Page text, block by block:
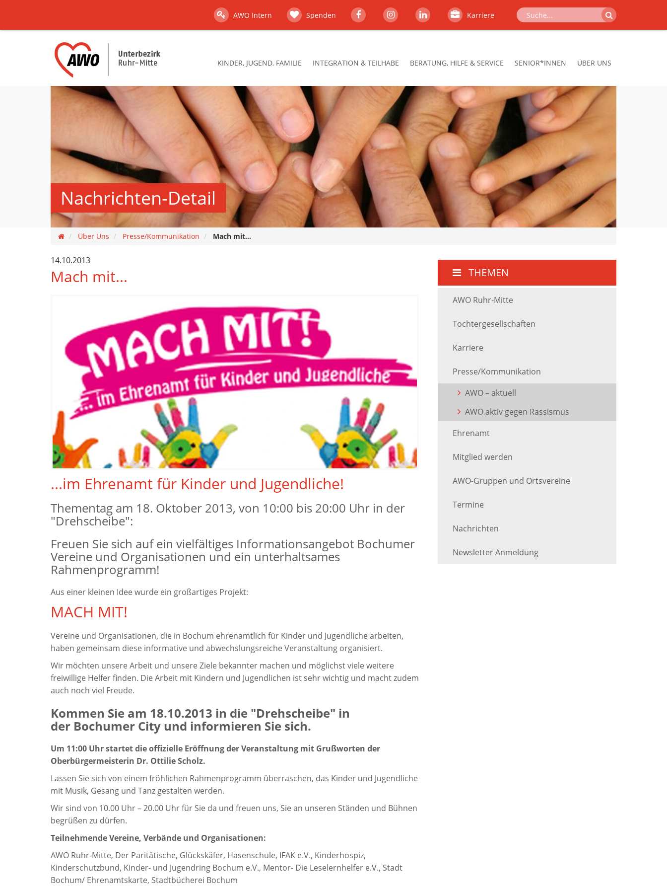
AWO Intern Spenden Karriere
KINDER, JUGEND, FAMILIE INTEGRATION & TEILHABE BERATUNG, HILFE & SERVICE SENIOR*INNEN ÜBER UNS
Nachrichten-Detail
Über Uns Presse/Kommunikation Mach mit...
14.10.2013
Mach mit...
...im Ehrenamt für Kinder und Jugendliche!
Thementag am 18. Oktober 2013, von 10:00 bis 20:00 Uhr in der
"Drehscheibe":
Freuen Sie sich auf ein vielfältiges Informationsangebot Bochumer
Vereine und Organisationen und ein unterhaltsames
Rahmenprogramm!
Aus einer kleinen Idee wurde ein großartiges Projekt:
MACH MIT!
Vereine und Organisationen, die in Bochum ehrenamtlich für Kinder und Jugendliche arbeiten,
haben gemeinsam diese informative und abwechslungsreiche Veranstaltung organisiert.
Wir möchten unsere Arbeit und unsere Ziele bekannter machen und möglichst viele weitere
freiwillige Helfer finden. Die Arbeit mit Kindern und Jugendlichen ist sehr wichtig und macht zudem
auch noch viel Freude.
Kommen Sie am 18.10.2013 in die "Drehscheibe" in
der Bochumer City und informieren Sie sich.
Um 11:00 Uhr startet die offizielle Eröffnung der Veranstaltung mit Grußworten der
Oberbürgermeisterin Dr. Ottilie Scholz.
Lassen Sie sich von einem fröhlichen Rahmenprogramm überraschen, das Kinder und Jugendliche
mit Musik, Gesang und Tanz gestalten werden.
Wir sind von 10.00 Uhr – 20.00 Uhr für Sie da und freuen uns, Sie an unseren Ständen und Bühnen
begrüßen zu dürfen.
Teilnehmende Vereine, Verbände und Organisationen:
AWO Ruhr-Mitte, Der Paritätische, Glückskäfer, Hasenschule, IFAK e.V., Kinderhospiz,
Kinderschutzbund, Kinder- und Jugendring Bochum e.V., Mentor- Die Leselernhelfer e.V., Stadt
Bochum/ Ehrenamtskarte, Stadtbücherei Bochum
THEMEN
AWO Ruhr-Mitte
Tochtergesellschaften
Karriere
Presse/Kommunikation
AWO – aktuell
AWO aktiv gegen Rassismus
Ehrenamt
Mitglied werden
AWO-Gruppen und Ortsvereine
Termine
Nachrichten
Newsletter Anmeldung